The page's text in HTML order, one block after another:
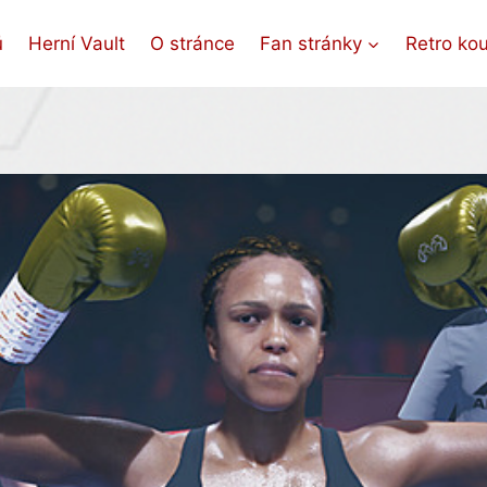
Herní Vault O stránce Fan stránky Retro